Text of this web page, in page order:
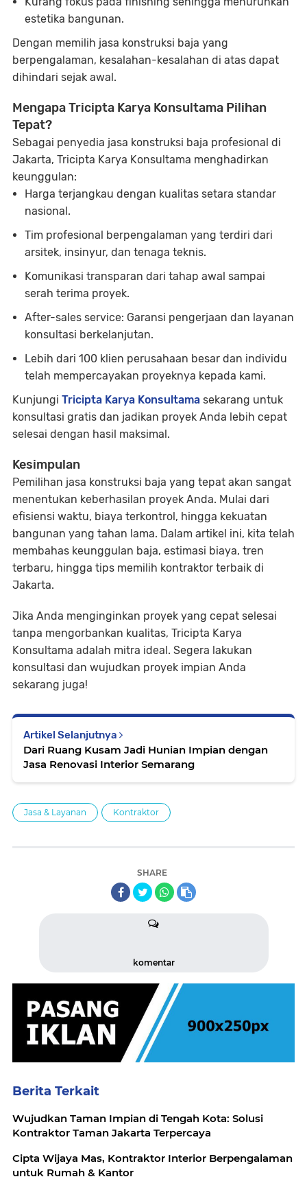
estetika bangunan.
Dengan memilih jasa konstruksi baja yang
berpengalaman, kesalahan-kesalahan di atas dapat
dihindari sejak awal.
Mengapa Tricipta Karya Konsultama Pilihan
Tepat?
Sebagai penyedia jasa konstruksi baja profesional di
Jakarta, Tricipta Karya Konsultama menghadirkan
keunggulan:
Harga terjangkau dengan kualitas setara standar
nasional.
Tim profesional berpengalaman yang terdiri dari
arsitek, insinyur, dan tenaga teknis.
Komunikasi transparan dari tahap awal sampai
serah terima proyek.
After-sales service: Garansi pengerjaan dan layanan
konsultasi berkelanjutan.
Lebih dari 100 klien perusahaan besar dan individu
telah mempercayakan proyeknya kepada kami.
Kunjungi Tricipta Karya Konsultama sekarang untuk
konsultasi gratis dan jadikan proyek Anda lebih cepat
selesai dengan hasil maksimal.
Kesimpulan
Pemilihan jasa konstruksi baja yang tepat akan sangat
menentukan keberhasilan proyek Anda. Mulai dari
efisiensi waktu, biaya terkontrol, hingga kekuatan
bangunan yang tahan lama. Dalam artikel ini, kita telah
membahas keunggulan baja, estimasi biaya, tren
terbaru, hingga tips memilih kontraktor terbaik di
Jakarta.
Jika Anda menginginkan proyek yang cepat selesai
tanpa mengorbankan kualitas, Tricipta Karya
Konsultama adalah mitra ideal. Segera lakukan
konsultasi dan wujudkan proyek impian Anda
sekarang juga!
Artikel Selanjutnya
Dari Ruang Kusam Jadi Hunian Impian dengan
Jasa Renovasi Interior Semarang
Jasa & Layanan Kontraktor
SHARE
komentar
Berita Terkait
Wujudkan Taman Impian di Tengah Kota: Solusi
Kontraktor Taman Jakarta Terpercaya
Cipta Wijaya Mas, Kontraktor Interior Berpengalaman
untuk Rumah & Kantor